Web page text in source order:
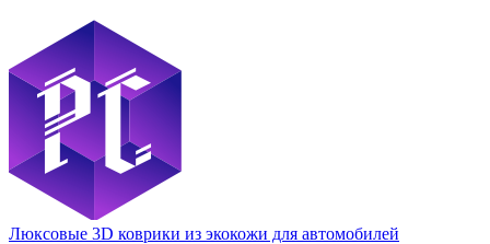
Люксовые 3D коврики из экокожи для автомобилей